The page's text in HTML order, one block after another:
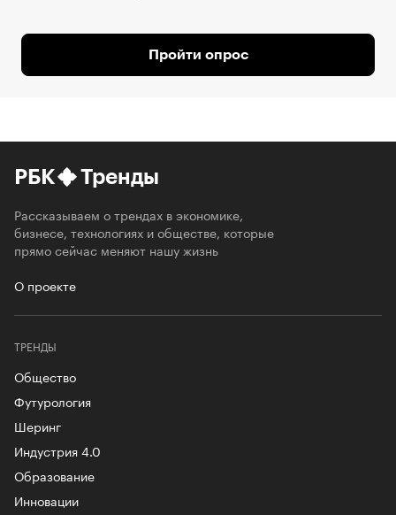
Пройти опрос
РБК Тренды
Рассказываем о трендах в экономике,
бизнесе, технологиях и обществе, которые
прямо сейчас меняют нашу жизнь
О проекте
ТРЕНДЫ
Общество
Футурология
Шеринг
Индустрия 4.0
Образование
Инновации